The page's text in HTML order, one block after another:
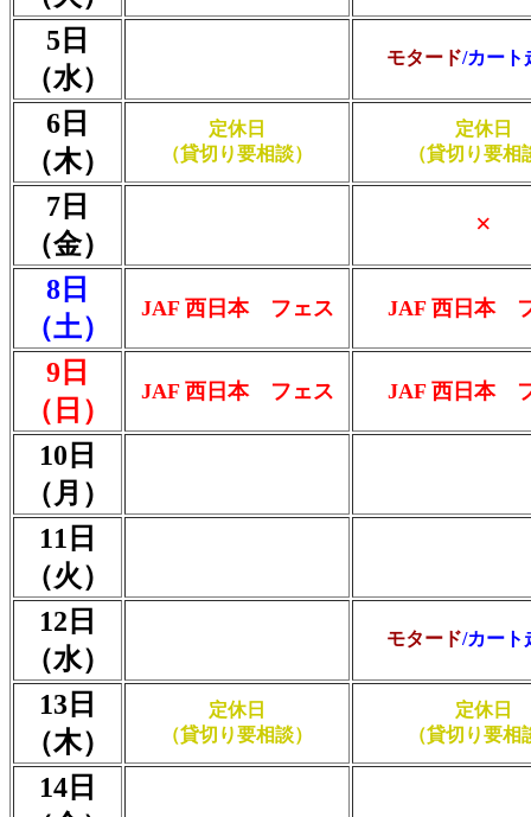
5日
（水）
モタード/カート
6日
（木）
定休日
（貸切り要相談）
定休日
（貸切り要相
7日
（金）
×
8日
（土）
JAF 西日本 フェス JAF 西日本
9日
（日）
JAF 西日本 フェス JAF 西日本
10日
（月）
11日
（火）
12日
（水）
モタード/カート
13日
（木）
定休日
（貸切り要相談）
定休日
（貸切り要相
14日